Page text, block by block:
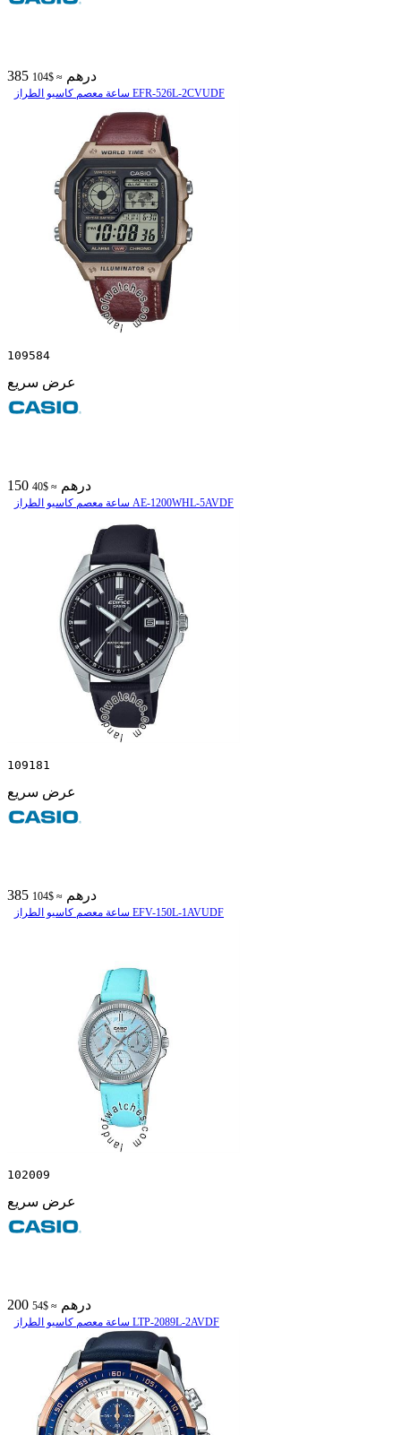
385 درهم ≈ $104
ساعة معصم کاسیو الطراز EFR-526L-2CVUDF
109584
عرض سريع
150 درهم ≈ $40
ساعة معصم کاسیو الطراز AE-1200WHL-5AVDF
109181
عرض سريع
385 درهم ≈ $104
ساعة معصم کاسیو الطراز EFV-150L-1AVUDF
102009
عرض سريع
200 درهم ≈ $54
ساعة معصم کاسیو الطراز LTP-2089L-2AVDF